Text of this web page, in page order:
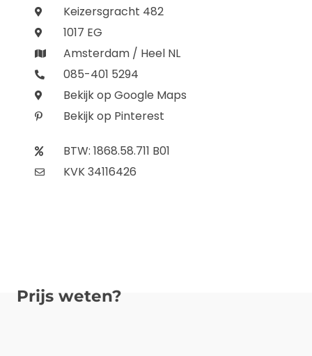
Keizersgracht 482
1017 EG
Amsterdam / Heel NL
085-401 5294
Bekijk op Google Maps
Bekijk op Pinterest
BTW: 1868.58.711 B01
KVK 34116426
Prijs weten?